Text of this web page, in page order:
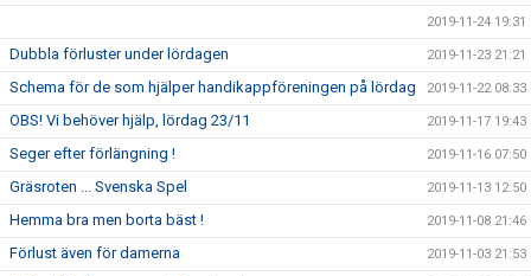
2019-11-24 19:31
Dubbla förluster under lördagen 2019-11-23 21:21
Schema för de som hjälper handikappföreningen på lördag 2019-11-22 08:33
OBS! Vi behöver hjälp, lördag 23/11 2019-11-17 19:43
Seger efter förlängning ! 2019-11-16 07:50
Gräsroten ... Svenska Spel 2019-11-13 12:50
Hemma bra men borta bäst ! 2019-11-08 21:46
Förlust även för damerna 2019-11-03 21:53